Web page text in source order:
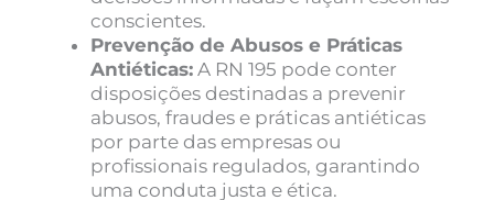
conscientes.
Prevenção de Abusos e Práticas
Antiéticas: A RN 195 pode conter
disposições destinadas a prevenir
abusos, fraudes e práticas antiéticas
por parte das empresas ou
profissionais regulados, garantindo
uma conduta justa e ética.